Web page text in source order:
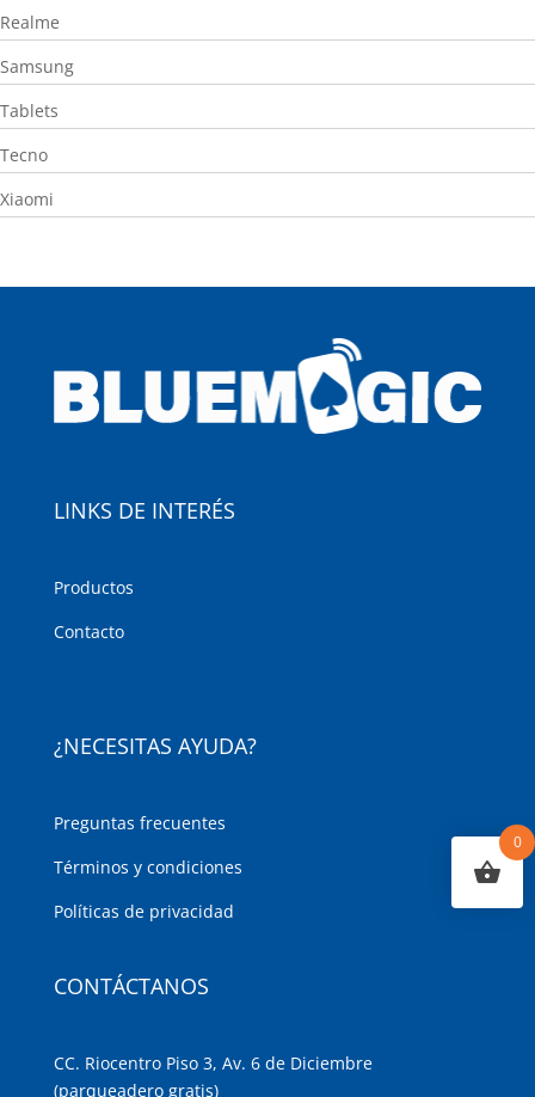
Realme
Samsung
Tablets
Tecno
Xiaomi
LINKS DE INTERÉS
Productos
Contacto
¿NECESITAS AYUDA?
Preguntas frecuentes
Términos y condiciones
Políticas de privacidad
CONTÁCTANOS
CC. Riocentro Piso 3, Av. 6 de Diciembre
(parqueadero gratis)
0